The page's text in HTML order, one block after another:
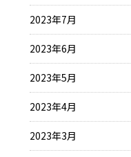
2023年7月
2023年6月
2023年5月
2023年4月
2023年3月